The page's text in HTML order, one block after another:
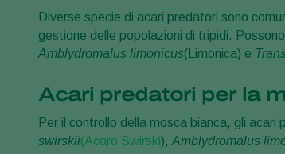
Diverse specie di acari predatori sono
gestione delle popolazioni di tripidi.
Amblydromalus limonicus(Limonica) e
Acari predatori per la
Per il controllo della mosca bianca, gli
swirskii(Acaro Swirski), Amblydromalus